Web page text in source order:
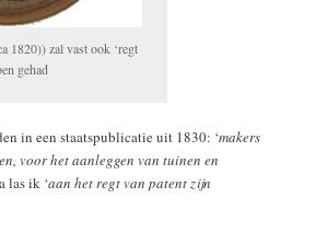
1820)) zal vast ook ‘regt
gehad
in een staatspublicatie uit 1830: ‘makers
voor het aanleggen van tuinen en
las ik ‘aan het regt van patent zijn